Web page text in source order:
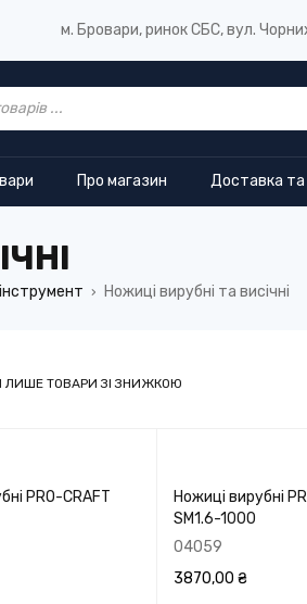
м. Бровари, ринок СБС, вул.
Про магазин Доставка та
› Ножиці вирубні та висічні
ЛИШЕ ТОВАРИ ЗІ ЗНИЖКОЮ
PRO-CRAFT
Ножиці вирубні
SM1.6-1000
04059
3870,00 ₴